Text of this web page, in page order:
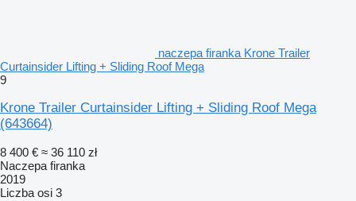
naczepa firanka Krone Trailer
Curtainsider Lifting + Sliding Roof Mega
9
Krone Trailer Curtainsider Lifting + Sliding Roof Mega
(643664)
8 400 € ≈ 36 110 zł
Naczepa firanka
2019
Liczba osi 3